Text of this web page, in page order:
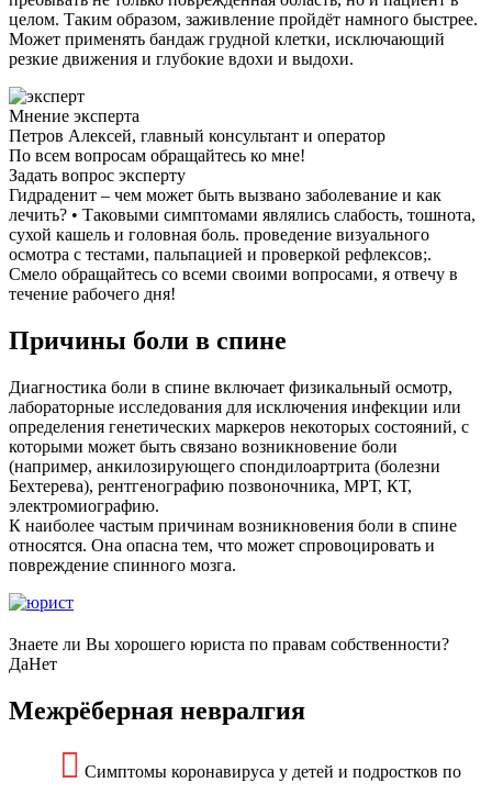
целом. Таким образом, заживление пройдёт намного быстрее.
Может применять бандаж грудной клетки, исключающий
резкие движения и глубокие вдохи и выдохи.
Мнение эксперта
Петров Алексей, главный консультант и оператор
По всем вопросам обращайтесь ко мне!
Задать вопрос эксперту
Гидраденит – чем может быть вызвано заболевание и как
лечить? • Таковыми симптомами являлись слабость, тошнота,
сухой кашель и головная боль. проведение визуального
осмотра с тестами, пальпацией и проверкой рефлексов;.
Смело обращайтесь со всеми своими вопросами, я отвечу в
течение рабочего дня!
Причины боли в спине
Диагностика боли в спине включает физикальный осмотр,
лабораторные исследования для исключения инфекции или
определения генетических маркеров некоторых состояний, с
которыми может быть связано возникновение боли
(например, анкилозирующего спондилоартрита (болезни
Бехтерева), рентгенографию позвоночника, МРТ, КТ,
электромиографию.
К наиболее частым причинам возникновения боли в спине
относятся. Она опасна тем, что может спровоцировать и
повреждение спинного мозга.
Знаете ли Вы хорошего юриста по правам собственности?
ДаНет
Межрёберная невралгия
Симптомы коронавируса у детей и подростков по